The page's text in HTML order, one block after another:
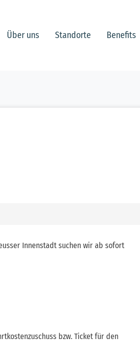
Über uns Standorte Benefits
Innenstadt suchen wir ab sofort
bzw. Ticket für den